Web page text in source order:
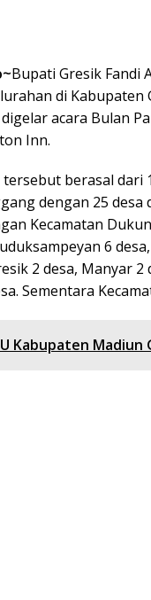
Bupati Gresik Fandi
di
acara Bulan
Inn.
berasal dari
dengan 25
Kecamatan
6
2 desa, Manyar
Sementara
Kabupaten Madiun